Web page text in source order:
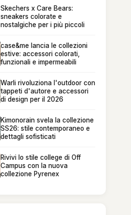
Skechers x Care Bears:
sneakers colorate e
nostalgiche per i più piccoli
case&me lancia le collezioni
estive: accessori colorati,
funzionali e impermeabili
Warli rivoluziona l'outdoor con
tappeti d'autore e accessori
di design per il 2026
Kimonorain svela la collezione
SS26: stile contemporaneo e
dettagli sofisticati
Rivivi lo stile college di Off
Campus con la nuova
collezione Pyrenex